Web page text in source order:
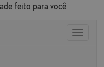
feito para você
Toggle